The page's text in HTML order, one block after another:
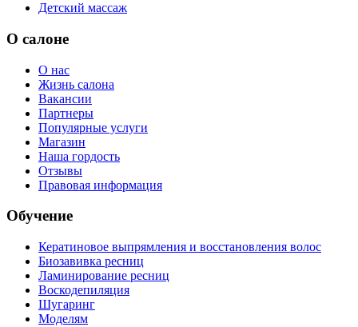
Детский массаж
О салоне
О нас
Жизнь салона
Вакансии
Партнеры
Популярные услуги
Магазин
Наша гордость
Отзывы
Правовая информация
Обучение
Кератиновое выпрямления и восстановления волос
Биозавивка ресниц
Ламинирование ресниц
Воскодепиляция
Шугаринг
Моделям